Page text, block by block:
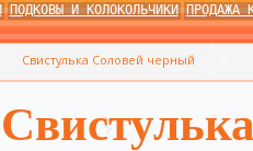
ПОДКОВЫ И КОЛОКОЛЬЧИКИ ПРОДАЖА
Свистулька Соловей черный